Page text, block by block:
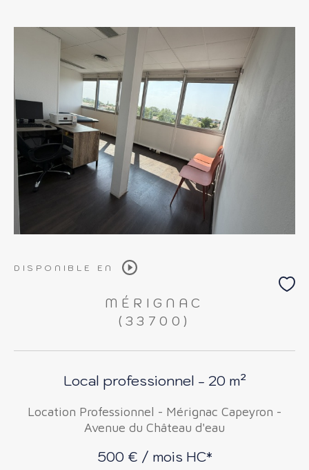
DISPONIBLE EN
MÉRIGNAC
(33700)
Local professionnel - 20 m²
Location Professionnel - Mérignac Capeyron -
Avenue du Château d'eau
500 € / mois HC*
Budget
Budget
Surface
Surface
Pièces
Pièces
Référence
AFFINER LES CRITÈRES
TERRASSE
FILTRER PAR
COUPS DE COEUR
EXCLUSIVITÉS NOUVEAUTÉS
RECHERCHER